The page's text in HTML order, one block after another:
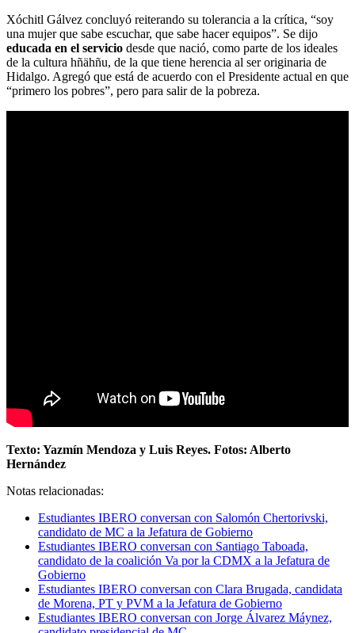
Xóchitl Gálvez concluyó reiterando su tolerancia a la crítica, “soy
una mujer que sabe escuchar, que sabe hacer equipos”. Se dijo
educada en el servicio desde que nació, como parte de los ideales
de la cultura hñähñu, de la que tiene herencia al ser originaria de
Hidalgo. Agregó que está de acuerdo con el Presidente actual en que
“primero los pobres”, pero para salir de la pobreza.
Texto: Yazmín Mendoza y Luis Reyes. Fotos: Alberto
Hernández
Notas relacionadas:
Estudiantes IBERO conversan con Salomón Chertorivski,
candidato de MC a la Jefatura de Gobierno
Estudiantes IBERO conversan con Santiago Taboada,
candidato de la coalición Va por la CDMX a la Jefatura de
Gobierno
Estudiantes IBERO conversan con Clara Brugada, candidata
de Morena, PT y PVM a la Jefatura de Gobierno
Estudiantes IBERO conversan con Jorge Álvarez Máynez,